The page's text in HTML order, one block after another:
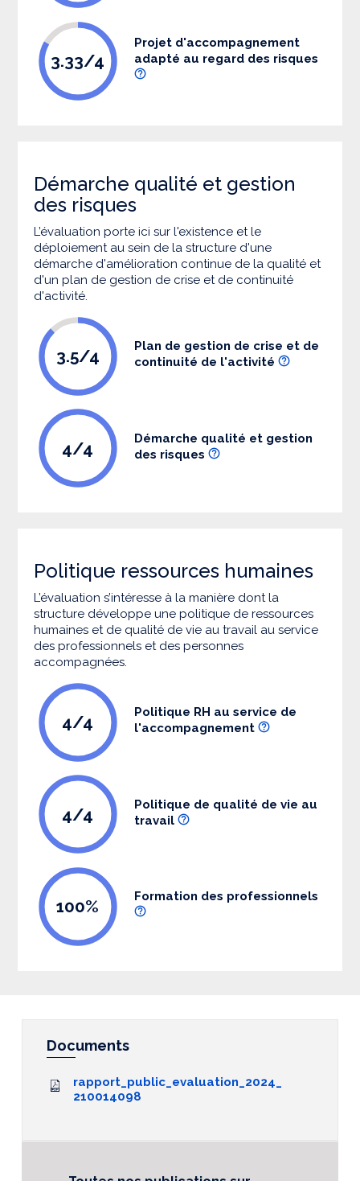
3.33/4
Projet d'accompagnement
adapté au regard des risques
Démarche qualité et gestion
des risques
L’évaluation porte ici sur l'existence et le
déploiement au sein de la structure d'une
démarche d'amélioration continue de la qualité et
d'un plan de gestion de crise et de continuité
d'activité.
3.5/4
Plan de gestion de crise et de
continuité de l'activité
4/4
Démarche qualité et gestion
des risques
Politique ressources humaines
L’évaluation s’intéresse à la manière dont la
structure développe une politique de ressources
humaines et de qualité de vie au travail au service
des professionnels et des personnes
accompagnées.
4/4
Politique RH au service de
l'accompagnement
4/4
Politique de qualité de vie au
travail
100% Formation des professionnels
Documents
rapport_public_evaluation_2024_
210014098